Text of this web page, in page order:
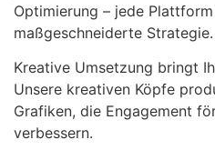
Optimierung – jede
maßgeschneiderte Strategie.
Kreative Umsetzung bringt
Unsere kreativen Köpfe
Grafiken, die Engagement
verbessern.